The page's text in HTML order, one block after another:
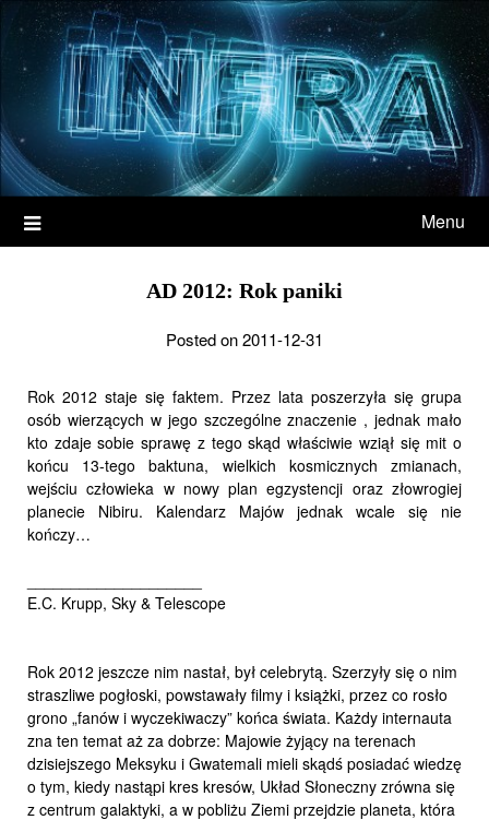
Menu
AD 2012: Rok paniki
Posted on 2011-12-31
Rok 2012 staje się faktem. Przez lata poszerzyła się grupa
osób wierzących w jego szczególne znaczenie , jednak mało
kto zdaje sobie sprawę z tego skąd właściwie wziął się mit o
końcu 13-tego baktuna, wielkich kosmicznych zmianach,
wejściu człowieka w nowy plan egzystencji oraz złowrogiej
planecie Nibiru. Kalendarz Majów jednak wcale się nie
kończy…
E.C. Krupp, Sky & Telescope
Rok 2012 jeszcze nim nastał, był celebrytą. Szerzyły się o nim
straszliwe pogłoski, powstawały filmy i książki, przez co rosło
grono „fanów i wyczekiwaczy” końca świata. Każdy internauta
zna ten temat aż za dobrze: Majowie żyjący na terenach
dzisiejszego Meksyku i Gwatemali mieli skądś posiadać wiedzę
o tym, kiedy nastąpi kres kresów, Układ Słoneczny zrówna się
z centrum galaktyki, a w pobliżu Ziemi przejdzie planeta, która